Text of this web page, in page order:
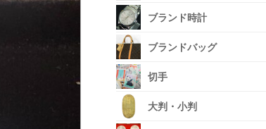
ブランド時計
ブランドバッグ
切手
大判・小判